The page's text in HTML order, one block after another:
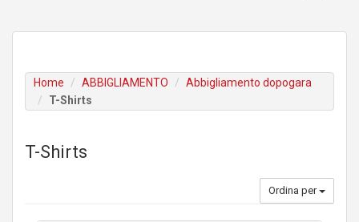
Home ABBIGLIAMENTO
Abbigliamento dopogara
T-Shirts
T-Shirts
Ordina per